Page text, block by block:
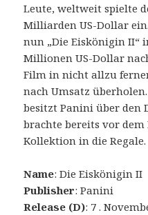
Leute, weltweit spielte
Milliarden US-Dollar
nun „Die Eiskönigin II“
Millionen US-Dollar
Film in nicht allzu
nach Umsatz
besitzt Panini über den
brachte bereits vor
Kollektion in die Regale.
Name: Die Eiskönigin II
Publisher: Panini
Release (D): 7 .